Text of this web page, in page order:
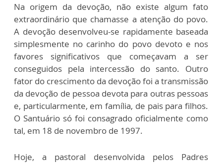
Na origem da devoção, não existe algum fato
extraordinário que chamasse a atenção do povo.
A devoção desenvolveu-se rapidamente baseada
simplesmente no carinho do povo devoto e nos
favores significativos que começavam a ser
conseguidos pela intercessão do santo. Outro
fator do crescimento da devoção foi a transmissão
da devoção de pessoa devota para outras pessoas
e, particularmente, em família, de pais para filhos.
O Santuário só foi consagrado oficialmente como
tal, em 18 de novembro de 1997.
Hoje, a pastoral desenvolvida pelos Padres